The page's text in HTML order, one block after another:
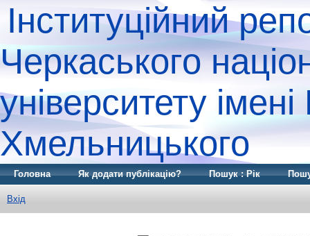
Інституційний
Черкаського
університету
Хмельницького
Головна Як додати публікацію? Пошук : Рік
Вхід